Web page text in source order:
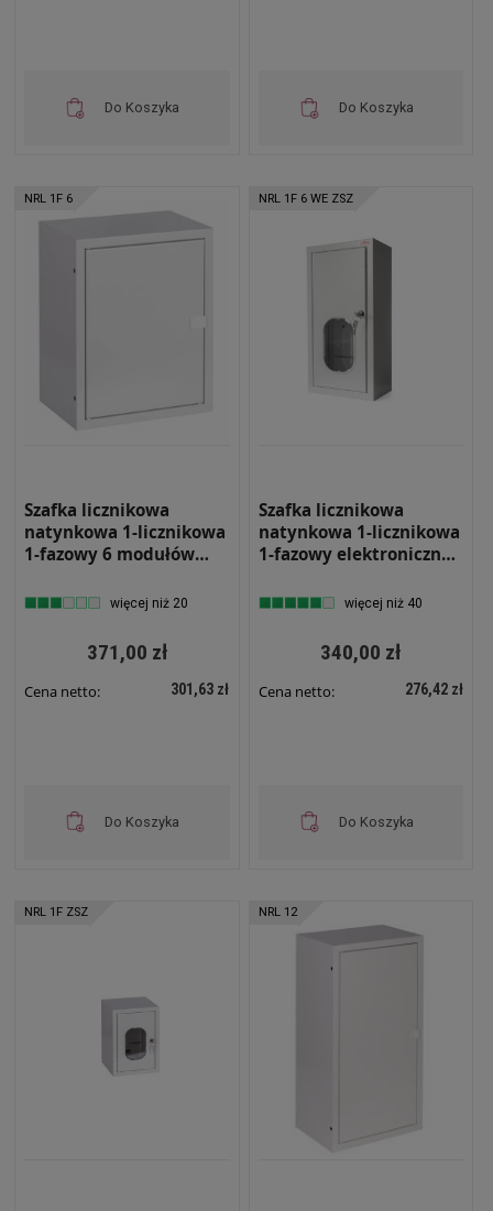
Do Koszyka Do Koszyka
NRL 1F 6
Szafka licznikowa
natynkowa 1-licznikowa
1-fazowy 6 modułów
z zatrzaskiem NRL 1F 6
więcej niż 20
371,00 zł
Cena netto: 301,63 zł
Do Koszyka
NRL 1F 6 WE ZSZ
Szafka licznikowa
natynkowa 1-licznikowa
1-fazowy elektroniczny
220x430x130 Biała z
6 WE ZSZ
więcej niż 40
340,00 zł
Cena netto: 276,42 zł
Do Koszyka
NRL 1F ZSZ NRL 12